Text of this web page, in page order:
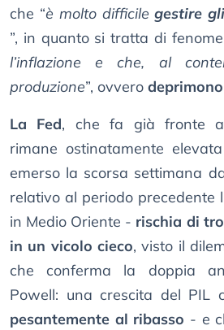
che “è molto difficilegestire
”, in quanto si tratta di
l’inflazione e che, al
produzione”, ovvero
La Fed, che fa già fronte a
rimane ostinatamente
emerso la scorsa settimana
relativo al periodo precedente
in Medio Oriente - rischia di
in un vicolo cieco, visto il
che conferma la doppia
Powell: una crescita del PIL
pesantemente al ribasso - e